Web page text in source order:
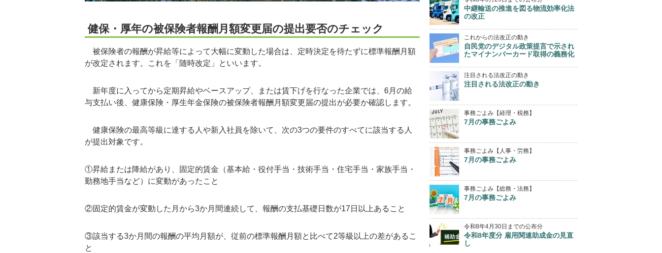
健保・厚年の被保険者報酬月額変更届の提出要否のチェック
被保険者の報酬が昇給等によって大幅に変動した場合は、定時決定を待たずに標準報酬月額
が改定されます。これを「随時改定」といいます。
新年度に入ってから定期昇給やベースアップ、または賃下げを行なった企業では、6月の給
与支払い後、健康保険・厚生年金保険の被保険者報酬月額変更届の提出が必要か確認します。
健康保険の最高等級に達する人や新入社員を除いて、次の3つの要件のすべてに該当する人
が提出対象です。
①昇給または降給があり、固定的賃金（基本給・役付手当・技術手当・住宅手当・家族手当・
勤務地手当など）に変動があったこと
②固定的賃金が変動した月から3か月間連続して、報酬の支払基礎日数が17日以上あること
③該当する3か月間の報酬の平均月額が、従前の標準報酬月額と比べて2等級以上の差があるこ
と
中継輸送の推進を図る物流効率化法
の改正
これからの法改正の動き
自民党のデジタル政策提言で示され
たマイナンバーカード取得の義務化
注目される法改正の動き
注目される法改正の動き
事務ごよみ【経理・税務】
7月の事務ごよみ
事務ごよみ【人事・労務】
7月の事務ごよみ
事務ごよみ【総務・法務】
7月の事務ごよみ
令和8年4月30日までの公布分
令和8年度分 雇用関連助成金の見直
し